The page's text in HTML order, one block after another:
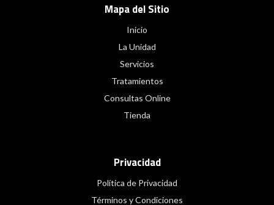
Mapa del Sitio
Inicio
La Unidad
Servicios
Tratamientos
Consultas Online
Tienda
Privacidad
Política de Privacidad
Términos y Condiciones